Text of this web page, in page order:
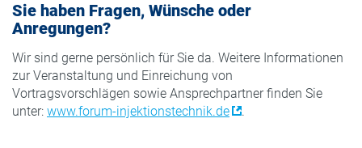
Sie haben Fragen, Wünsche oder
Anregungen?
Wir sind gerne persönlich für Sie da. Weitere Informationen
zur Veranstaltung und Einreichung von
Vortragsvorschlägen sowie Ansprechpartner finden Sie
unter: www.forum-injektionstechnik.de .